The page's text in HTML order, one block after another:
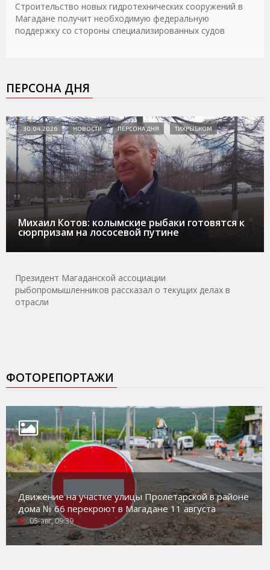
Строительство новых гидротехнических сооружений в
Магадане получит необходимую федеральную
поддержку со стороны специализированных судов
ПЕРСОНА ДНЯ
Михаил Котов: колымские рыбаки готовятся к
сюрпризам на лососевой путине
30.04.2026 НОВОСТИ ПЕРСОНА ДНЯ ТИХРЫБКОМ
Президент Магаданской ассоциации
рыбопромышленников рассказал о текущих делах в
отрасли
ФОТОРЕПОРТАЖИ
Движение на участке улицы Пролетарской в районе
дома № 66 перекроют в Магадане 11 августа
05-авг, 09:39